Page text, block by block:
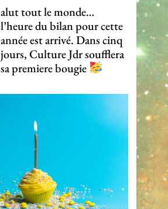
alut tout le monde…
l’heure du bilan pour cette
année est arrivé. Dans cinq
jours, Culture Jdr soufflera
sa premiere bougie